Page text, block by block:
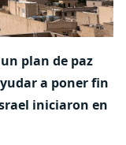
plan de paz
a poner fin
iniciaron en